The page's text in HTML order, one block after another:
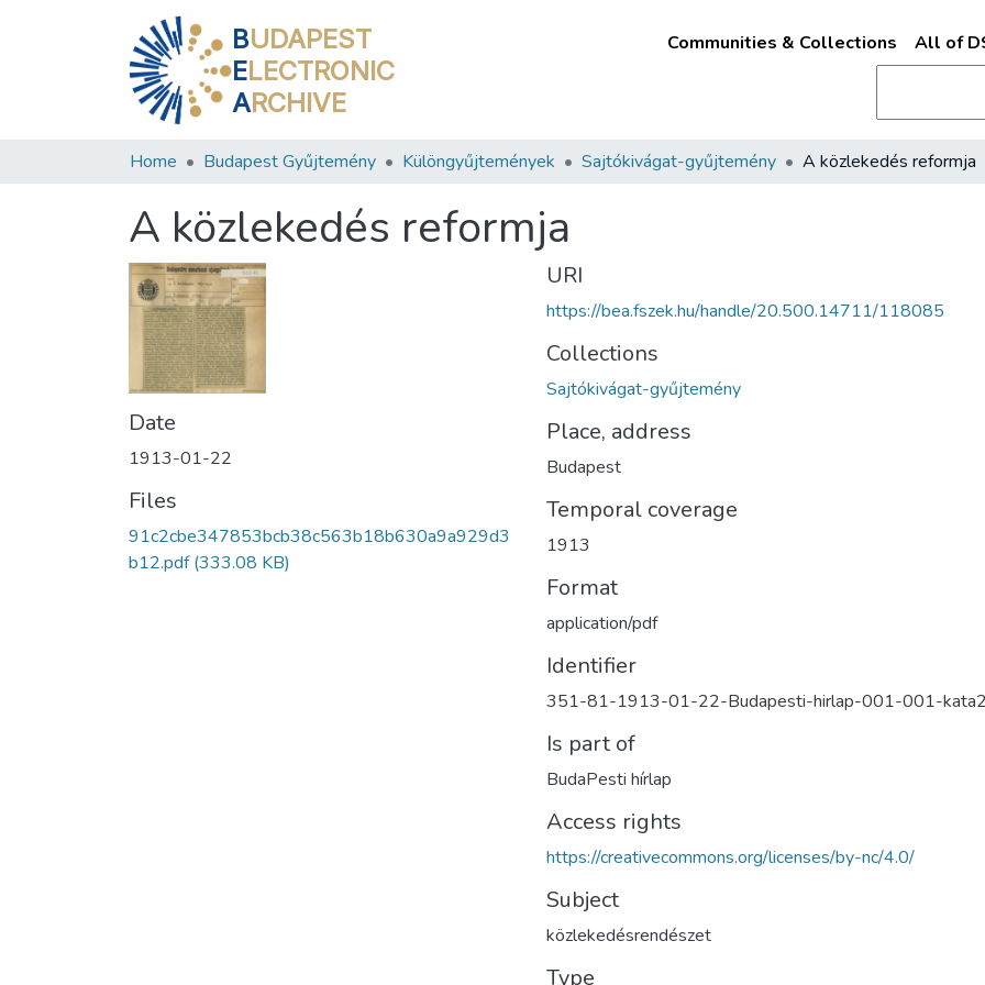
BUDAPEST
ELECTRONIC
ARCHIVE
Communities & Collections All of
Home Budapest Gyűjtemény Különgyűjtemények Sajtókivágat-gyűjtemény A közlekedés reformja
A közlekedés reformja
Date
1913-01-22
Files
91c2cbe347853bcb38c563b18b630a9a929d3
b12.pdf(333.08 KB)
URI
https://bea.fszek.hu/handle/20.500.14711/118085
Collections
Sajtókivágat-gyűjtemény
Place, address
Budapest
Temporal coverage
1913
Format
application/pdf
Identifier
351-81-1913-01-22-Budapesti-hirlap-001-001-
Is part of
BudaPesti hírlap
Access rights
https://creativecommons.org/licenses/by-nc/4.0/
Subject
közlekedésrendészet
Type